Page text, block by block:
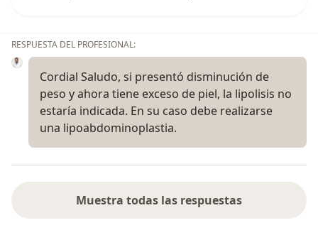
RESPUESTA DEL PROFESIONAL:
Cordial Saludo, si presentó disminución de
peso y ahora tiene exceso de piel, la lipolisis no
estaría indicada. En su caso debe realizarse
una lipoabdominoplastia.
Muestra todas las respuestas